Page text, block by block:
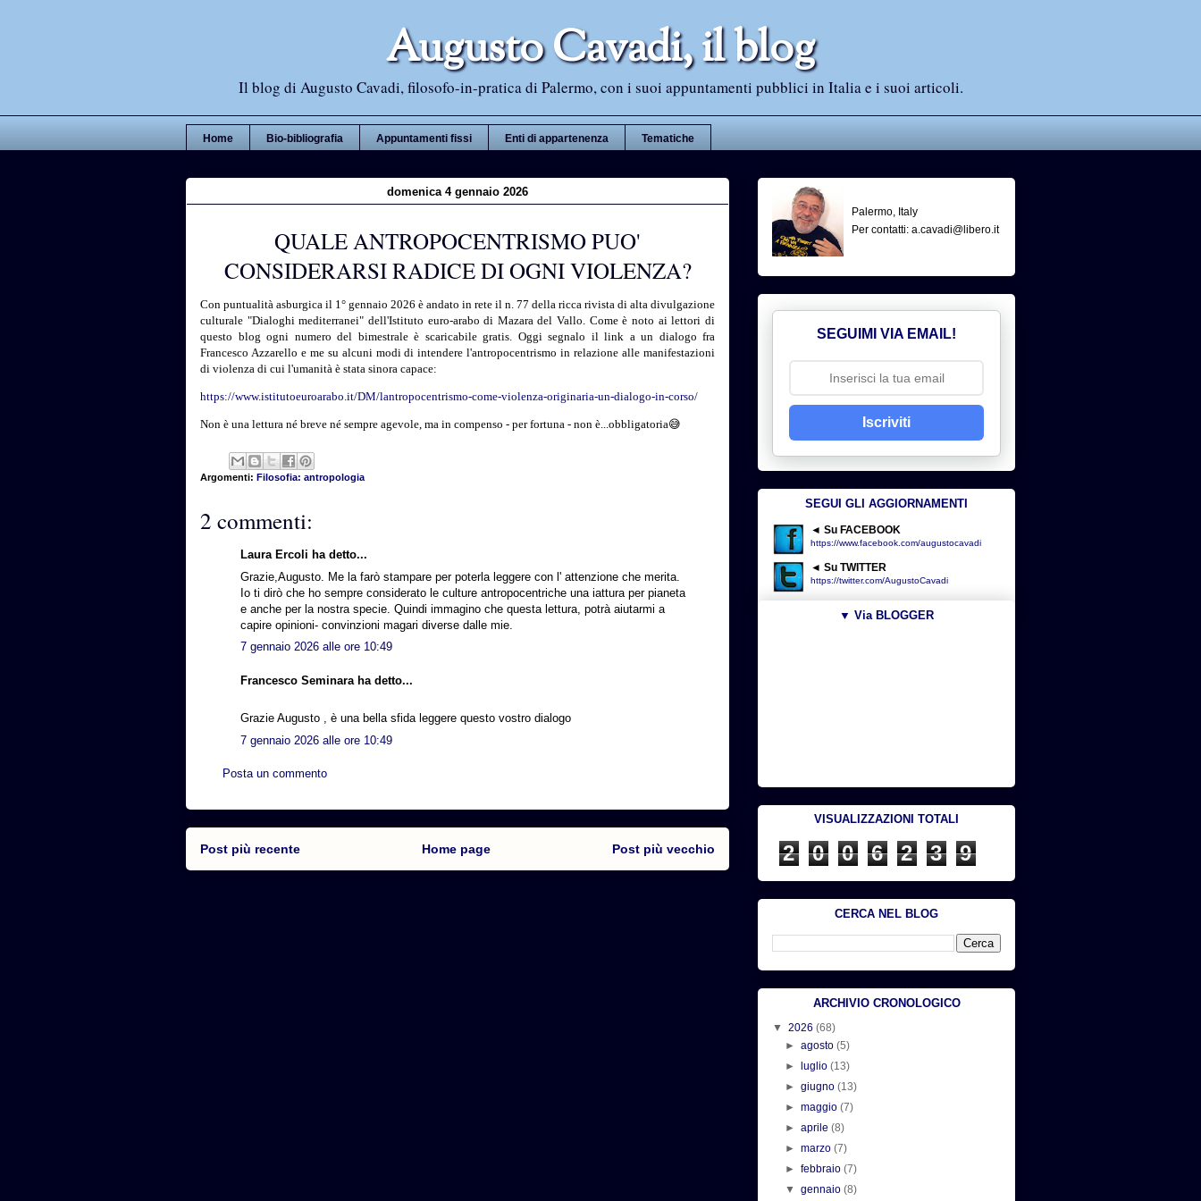
Augusto Cavadi, il blog
Il blog di Augusto Cavadi, filosofo-in-pratica di Palermo, con i suoi appuntamenti pubblici in Italia e i suoi articoli.
Home Bio-bibliografia Appuntamenti fissi Enti di appartenenza Tematiche
domenica 4 gennaio 2026
QUALE ANTROPOCENTRISMO PUO'
CONSIDERARSI RADICE DI OGNI VIOLENZA?
Con puntualità asburgica il 1° gennaio 2026 è andato in rete il n. 77 della ricca rivista di alta divulgazione
culturale "Dialoghi mediterranei" dell'Istituto euro-arabo di Mazara del Vallo. Come è noto ai lettori di
questo blog ogni numero del bimestrale è scaricabile gratis. Oggi segnalo il link a un dialogo fra
Francesco Azzarello e me su alcuni modi di intendere l'antropocentrismo in relazione alle manifestazioni
di violenza di cui l'umanità è stata sinora capace:
https://www.istitutoeuroarabo.it/DM/lantropocentrismo-come-violenza-originaria-un-dialogo-in-corso/
Non è una lettura né breve né sempre agevole, ma in compenso - per fortuna - non è...obbligatoria😅
Argomenti: Filosofia: antropologia
2 commenti:
Laura Ercoli ha detto...
Grazie,Augusto. Me la farò stampare per poterla leggere con l' attenzione che merita.
Io ti dirò che ho sempre considerato le culture antropocentriche una iattura per pianeta
e anche per la nostra specie. Quindi immagino che questa lettura, potrà aiutarmi a
capire opinioni- convinzioni magari diverse dalle mie.
7 gennaio 2026 alle ore 10:49
Francesco Seminara ha detto...
Grazie Augusto , è una bella sfida leggere questo vostro dialogo
7 gennaio 2026 alle ore 10:49
Posta un commento
Post più recente Post più vecchio
Home page
Palermo, Italy
Per contatti: a.cavadi@libero.it
SEGUIMI VIA EMAIL!
Iscriviti
SEGUI GLI AGGIORNAMENTI
◄ Su FACEBOOK
https://www.facebook.com/augustocavadi
◄ Su TWITTER
https://twitter.com/AugustoCavadi
▼ Via BLOGGER
VISUALIZZAZIONI TOTALI
2 0 0 6 2 3 9
CERCA NEL BLOG
ARCHIVIO CRONOLOGICO
▼ 2026 (68)
►agosto(5)
►
luglio(13)
►giugno(13)
►maggio(7)
►aprile(8)
►marzo(7)
►febbraio(7)
▼gennaio(8)